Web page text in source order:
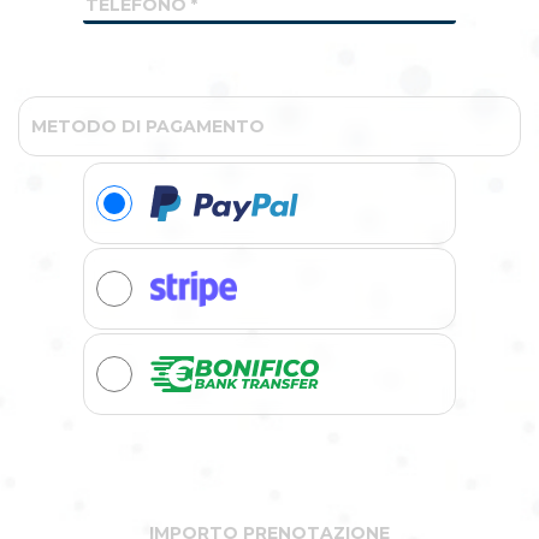
TELEFONO *
METODO DI PAGAMENTO
IMPORTO PRENOTAZIONE